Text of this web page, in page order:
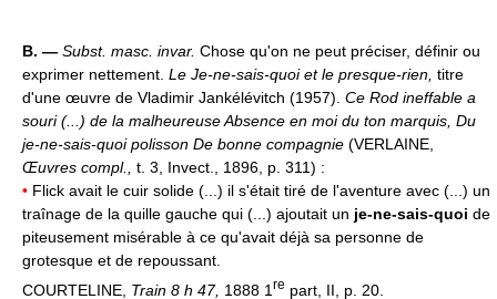
B. — Subst. masc. invar. Chose qu'on ne peut préciser, définir ou
exprimer nettement. Le Je-ne-sais-quoi et le presque-rien, titre
d'une œuvre de Vladimir Jankélévitch (1957). Ce Rod ineffable a
souri (...) de la malheureuse Absence en moi du ton marquis, Du
je-ne-sais-quoi polisson De bonne compagnie (VERLAINE,
Œuvres compl., t. 3, Invect., 1896, p. 311) :
• Flick avait le cuir solide (...) il s'était tiré de l'aventure avec (...) un
traînage de la quille gauche qui (...) ajoutait un je-ne-sais-quoi de
piteusement misérable à ce qu'avait déjà sa personne de
grotesque et de repoussant.
COURTELINE, Train 8 h 47, 1888 1 re part, II, p. 20.